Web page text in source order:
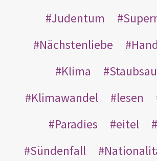
Judentum
Nächstenliebe
Klima
Klimawandel
lesen
Paradies
eitel
Sündenfall